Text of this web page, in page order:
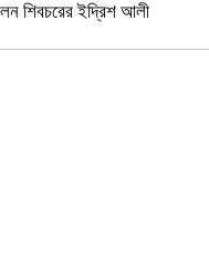
শিবচরের ইদ্রিশ আলী